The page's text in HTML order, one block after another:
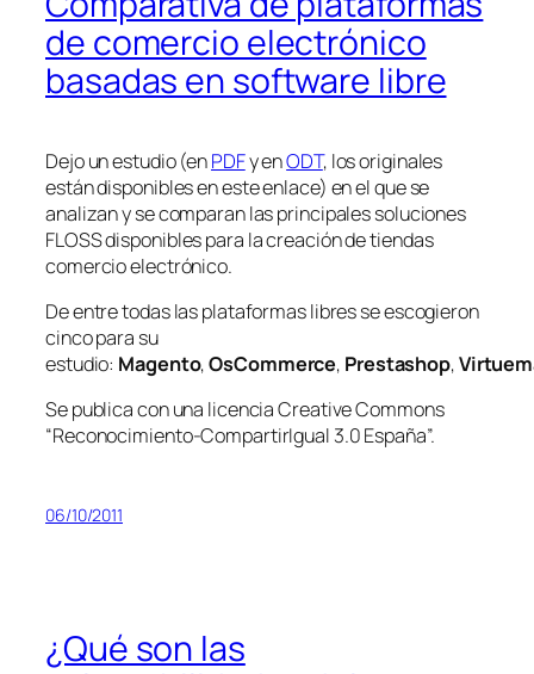
de comercio electrónico
basadas en software libre
Dejo un estudio (enPDFy enODT, los originales
están disponibles en este enlace) en el que se
analizan y se comparan las principales soluciones
FLOSS disponibles para la creación de tiendas
comercio electrónico.
De entre todas las plataformas libres se escogieron
cinco para su
estudio: Magento,OsCommerce, Prestashop,
Se publica con una licencia Creative Commons
“Reconocimiento-CompartirIgual 3.0 España”.
06/10/2011
¿Qué son las